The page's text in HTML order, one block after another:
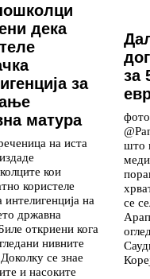
дека
за
матура
на иста
кои
користеле
интелигенција на
државна
откриени кога
нивните
се знае
и насоките
за
што
се